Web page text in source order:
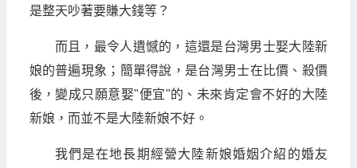
是整天吵著要賺大錢等？
而且，最令人遺憾的，這還是台灣男士娶大陸新
娘的普遍現象；簡單得說，是台灣男士在比價、殺價
後，變成只願意娶"便宜"的、未來肯定會不好的大陸
新娘，而並不是大陸新娘不好。
我們是在地長期經營大陸新娘婚姻介紹的婚友